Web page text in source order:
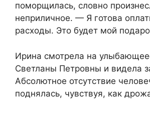
поморщилась, словно
неприличное. — Я готова
расходы. Это будет мой
Ирина смотрела на
Светланы Петровны и видела
Абсолютное отсутствие
поднялась, чувствуя, как